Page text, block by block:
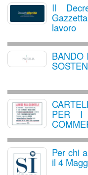
Il
lavoro
BANDO
PER I
Per chi
il 4